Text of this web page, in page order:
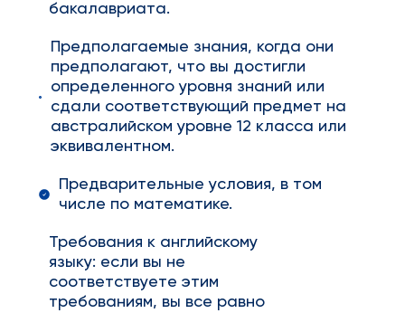
бакалавриата.
Предполагаемые знания, когда они
предполагают, что вы достигли
определенного уровня знаний или
сдали соответствующий предмет на
австралийском уровне 12 класса или
эквивалентном.
Предварительные условия, в том
числе по математике.
Требования к английскому
языку: если вы не
соответствуете этим
требованиям, вы все равно